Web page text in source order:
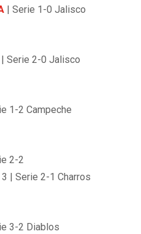
| Serie 1-0 Jalisco
| Serie 2-0 Jalisco
1-2 Campeche
2-2
3 | Serie 2-1 Charros
3-2 Diablos